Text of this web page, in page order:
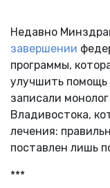
Недавно
завершении
программы,
улучшить
записали
Владивостока,
лечения:
поставлен лишь
***